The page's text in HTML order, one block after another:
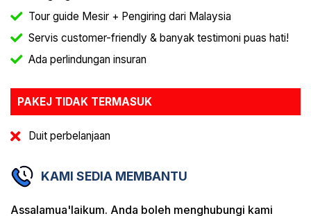
Tour guide Mesir + Pengiring dari Malaysia
Servis customer-friendly & banyak testimoni puas hati!
Ada perlindungan insuran
PAKEJ TIDAK TERMASUK
Duit perbelanjaan
KAMI SEDIA MEMBANTU
Assalamua'laikum. Anda boleh menghubungi kami